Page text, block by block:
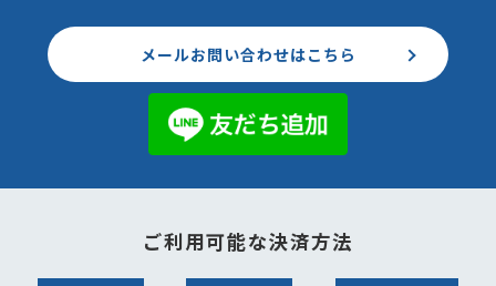
メールお問い合わせはこちら
ご利用可能な決済方法